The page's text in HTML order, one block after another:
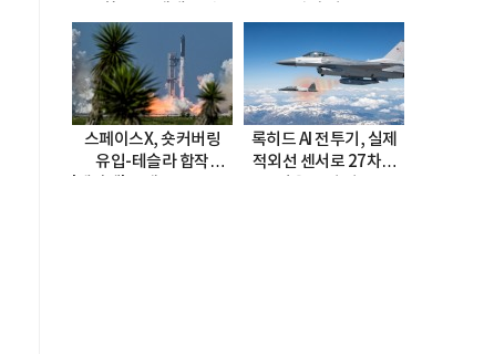
스페이스X, 숏커버링
유입-테슬라 합작
록히드 AI 전투기, 실제
적외선 센서로 27차례